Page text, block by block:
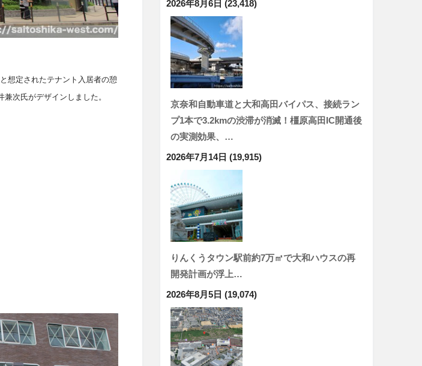
想定されたテナント入居者の憩
次氏がデザインしました。
2026年8月6日 (23,418)
京奈和自動車道と大和高田バイパス、接続ラン
プ1本で3.2kmの渋滞が消滅！橿原高田IC開通後
の実測効果、…
2026年7月14日 (19,915)
りんくうタウン駅前約7万㎡で大和ハウスの再
開発計画が浮上…
2026年8月5日 (19,074)